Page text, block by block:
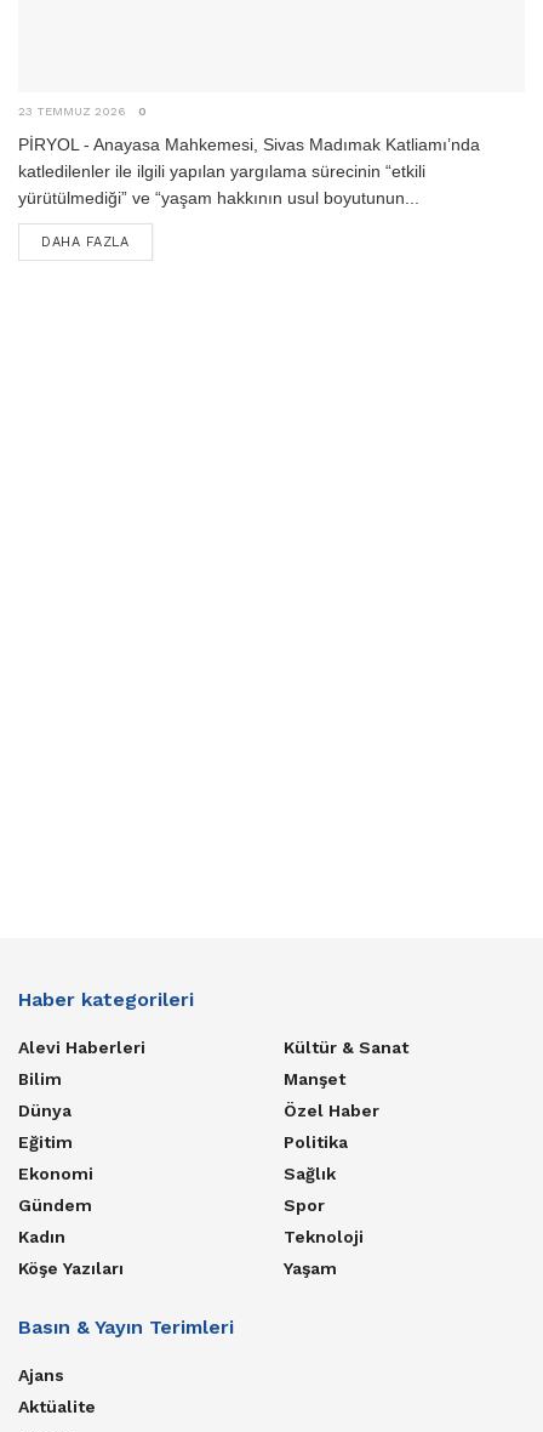
23 TEMMUZ 2026 0
PİRYOL - Anayasa Mahkemesi, Sivas Madımak Katliamı’nda
katledilenler ile ilgili yapılan yargılama sürecinin “etkili
yürütülmediği” ve “yaşam hakkının usul boyutunun...
DAHA FAZLADETAILS
Haber kategorileri
Alevi Haberleri
Bilim
Dünya
Eğitim
Ekonomi
Gündem
Kadın
Köşe Yazıları
Kültür & Sanat
Manşet
Özel Haber
Politika
Sağlık
Spor
Teknoloji
Yaşam
Basın & Yayın Terimleri
Ajans
Aktüalite